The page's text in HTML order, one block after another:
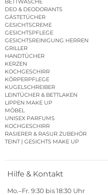
BETTWÄSCHE
DEO & DEODORANTS
GÄSTETÜCHER
GESICHTSCREME
GESICHTSPFLEGE
GESICHTSREINIGUNG HERREN
GRILLER
HANDTÜCHER
KERZEN
KOCHGESCHIRR
KÖRPERPFLEGE
KUGELSCHREIBER
LEINTÜCHER & BETTLAKEN
LIPPEN MAKE UP
MÖBEL
UNISEX PARFUMS
KOCHGESCHIRR
RASIERER & RASUR ZUBEHÖR
TEINT | GESICHTS MAKE UP
Hilfe & Kontakt
Mo.–Fr. 9:30 bis 18:30 Uhr